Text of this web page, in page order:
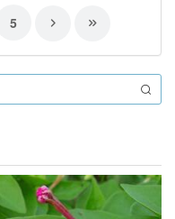
5